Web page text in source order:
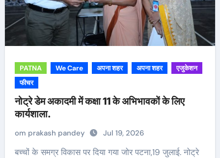
PATNA We Care अपना शहर अपना शहर
एजुकेशन
फीचर
नोट्रे डेम अकादमी में कक्षा 11 के अभिभावकों के लिए
कार्यशाला.
om prakash pandey Jul 19, 2026
बच्चों के समग्र विकास पर दिया गया जोर पटना,19 जुलाई. नोट्रे